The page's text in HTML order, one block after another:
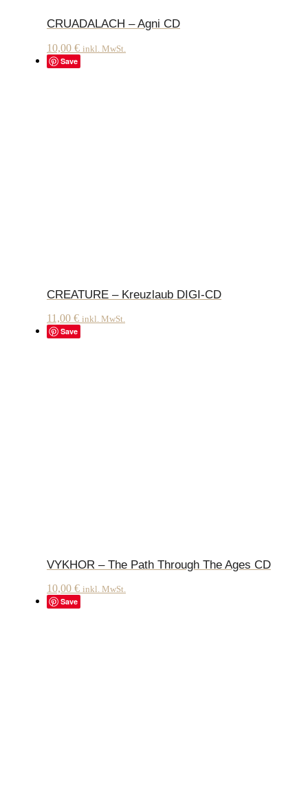
CRUADALACH – Agni CD
10,00 € inkl. MwSt.
Save
CREATURE – Kreuzlaub DIGI-CD
11,00 € inkl. MwSt.
Save
VYKHOR – The Path Through The Ages CD
10,00 € inkl. MwSt.
Save